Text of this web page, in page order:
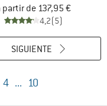
partir de 137,95 €
4,2(5)
4 ... 10
SIGUIENTE